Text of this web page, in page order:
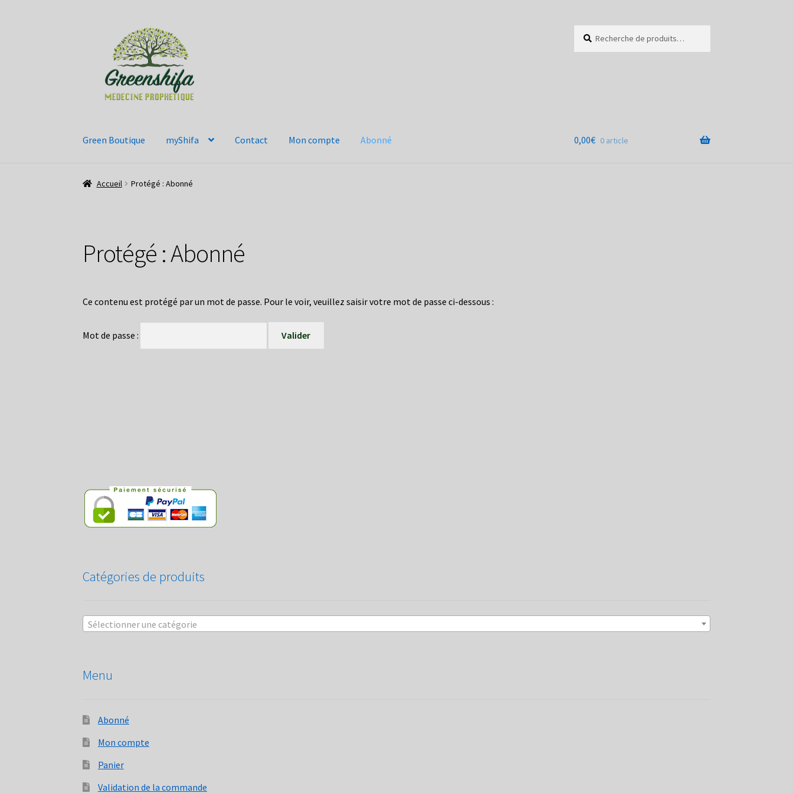
navigation
contenu
pour :
Green Boutique myShifa Contact Mon compte Abonné 0,00€ 0 article
Accueil Protégé : Abonné
Protégé : Abonné
Ce contenu est protégé par un mot de passe. Pour le voir, veuillez saisir votre mot de passe ci-dessous :
Mot de passe :
Catégories de produits
Sélectionner une catégorie
Menu
Abonné
Mon compte
Panier
Validation de la commande